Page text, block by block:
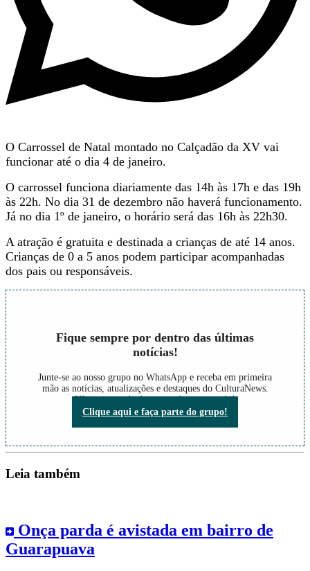
O Carrossel de Natal montado no Calçadão da XV vai
funcionar até o dia 4 de janeiro.
O carrossel funciona diariamente das 14h às 17h e das 19h
às 22h. No dia 31 de dezembro não haverá funcionamento.
Já no dia 1º de janeiro, o horário será das 16h às 22h30.
A atração é gratuita e destinada a crianças de até 14 anos.
Crianças de 0 a 5 anos podem participar acompanhadas
dos pais ou responsáveis.
Fique sempre por dentro das últimas
notícias!
Junte-se ao nosso grupo no WhatsApp e receba em primeira
mão as notícias, atualizações e destaques do CulturaNews.
Não perca nada do que está acontecendo!
Clique aqui e faça parte do grupo!
Leia também
Onça parda é avistada em bairro de
Guarapuava